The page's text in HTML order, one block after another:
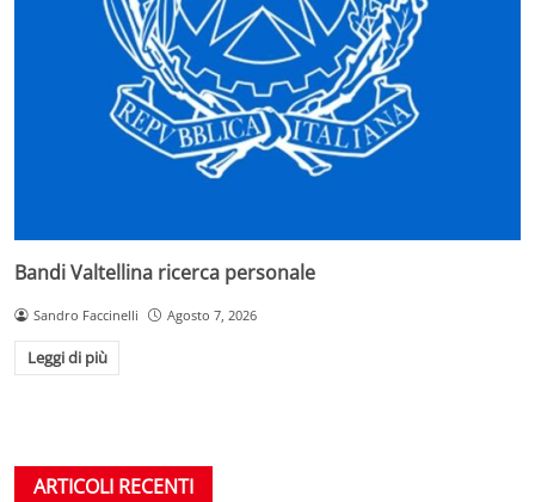
Bandi Valtellina ricerca personale
Sandro Faccinelli Agosto 7, 2026
Leggi di più
ARTICOLI RECENTI